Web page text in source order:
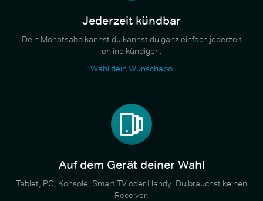
Jederzeit kündbar
Dein Monatsabo kannst du kannst du ganz einfach jederzeit
online kündigen.
Wähl dein Wunschabo
Auf dem Gerät deiner Wahl
Tablet, PC, Konsole, Smart TV oder Handy. Du brauchst keinen
Receiver.